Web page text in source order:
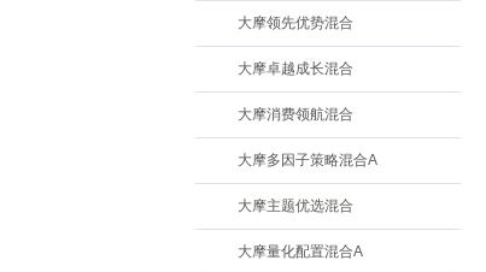
大摩领先优势混合
大摩卓越成长混合
大摩消费领航混合
大摩多因子策略混合A
大摩主题优选混合
大摩量化配置混合A